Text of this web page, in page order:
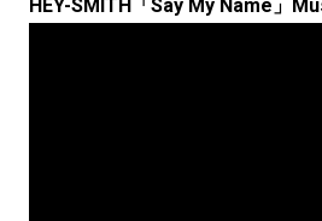
HEY-SMITH「Say My Name」